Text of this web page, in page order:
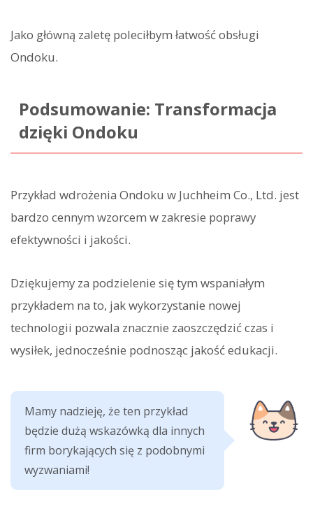
Jako główną zaletę poleciłbym łatwość obsługi
Ondoku.
Podsumowanie: Transformacja
dzięki Ondoku
Przykład wdrożenia Ondoku w Juchheim Co., Ltd. jest
bardzo cennym wzorcem w zakresie poprawy
efektywności i jakości.
Dziękujemy za podzielenie się tym wspaniałym
przykładem na to, jak wykorzystanie nowej
technologii pozwala znacznie zaoszczędzić czas i
wysiłek, jednocześnie podnosząc jakość edukacji.
Mamy nadzieję, że ten przykład
będzie dużą wskazówką dla innych
firm borykających się z podobnymi
wyzwaniami!